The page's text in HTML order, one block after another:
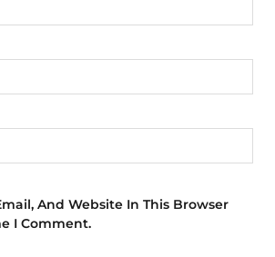
And Website In This Browser
I Comment.